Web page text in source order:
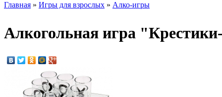
Главная » Игры для взрослых » Алко-игры
Алкогольная игра